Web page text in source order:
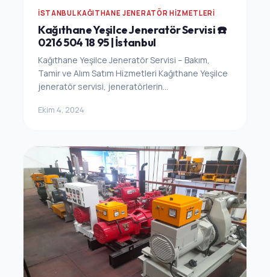
İSTANBUL KAĞITHANE JENERATÖR HIZMETLERI
Kağıthane Yeşilce Jeneratör Servisi ☎️
0216 504 18 95 | İstanbul
Kağıthane Yeşilce Jeneratör Servisi – Bakım,
Tamir ve Alım Satım Hizmetleri Kağıthane Yeşilce
jeneratör servisi, jeneratörlerin...
Ekim 4, 2024